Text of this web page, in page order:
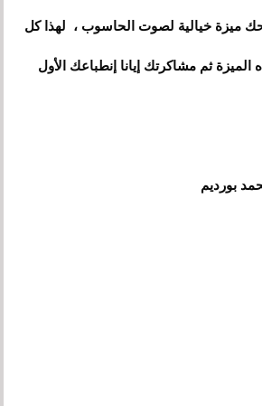
، لهذا كل
ثم مشاكرتك إيانا إنطباعك الأول
بورديم